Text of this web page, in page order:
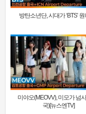
방탄소년단, 시대가 ‘BTS’ 원
미야오(MEOVV), 미모가 넘
국)[뉴스엔TV]